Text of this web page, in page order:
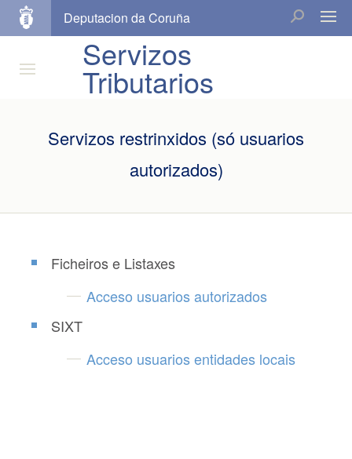
Deputacion da Coruña
Servizos
Tributarios
Servizos restrinxidos (só usuarios
autorizados)
Ficheiros e Listaxes
Acceso usuarios autorizados
SIXT
Acceso usuarios entidades locais